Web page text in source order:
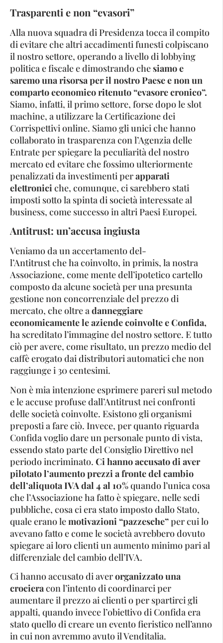
Trasparenti e non “evasori”
Alla nuova squadra di Presidenza tocca il compito
di evitare che altri accadimenti funesti colpiscano
il nostro settore, operando a livello di lobbying
politica e fiscale e dimostrando chesiamo e
saremo una risorsa per il nostro Paese e non un
comparto economico ritenuto “evasore cronico”.
Siamo, infatti, il primo settore, forse dopo le slot
machine, a utilizzare la Certificazione dei
Corrispettivi online. Siamo gli unici che hanno
collaborato in trasparenza con l’Agenzia delle
Entrate per spiegare la peculiarità del nostro
mercato ed evitare che fossimo ulteriormente
penalizzati da investimenti perapparati
elettroniciche, comunque, ci sarebbero stati
imposti sotto la spinta di società interessate al
business, come successo in altri Paesi Europei.
Antitrust: un’accusa ingiusta
Veniamo da un accertamento del-
l’Antitrust che ha coinvolto, in primis, la nostra
Associazione, come mente dell’ipotetico cartello
composto da alcune società per una presunta
gestione non concorrenziale del prezzo di
mercato, che oltre adanneggiare
economicamente le aziende coinvolte e Confida,
ha screditato l’immagine del nostro settore. E tutto
ciò per avere, come risultato, un prezzo medio del
caffè erogato dai distributori automatici che non
raggiunge i 30 centesimi.
Non è mia intenzione esprimere pareri sul metodo
e le accuse profuse dall’Antitrust nei confronti
delle società coinvolte. Esistono gli organismi
preposti a fare ciò. Invece, per quanto riguarda
Confida voglio dare un personale punto di vista,
essendo stato parte del Consiglio Direttivo nel
periodo incriminato. Ci hanno accusato di aver
pilotato l’aumento prezzi a fronte del cambio
dell’aliquota IVA dal 4 al 10%quando l’unica cosa
che l’Associazione ha fatto è spiegare, nelle sedi
pubbliche, cosa ci era stato imposto dallo Stato,
quale erano lemotivazioni “pazzesche”per cui lo
avevano fatto e come le società avrebbero dovuto
spiegare ai loro clienti un aumento minimo pari al
differenziale del cambio dell’IVA.
Ci hanno accusato di averorganizzato una
crocieracon l’intento di coordinarci per
aumentare il prezzo ai clienti o per spartirci gli
appalti, quando invece l’obiettivo di Confida era
stato quello di creare un evento fieristico nell’anno
in cui non avremmo avuto il Venditalia.